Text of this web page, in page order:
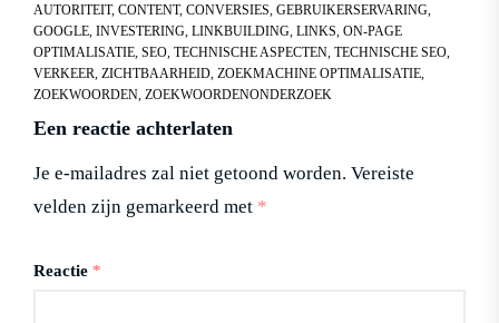
AUTORITEIT, CONTENT, CONVERSIES GEBRUIKERSERVARING
GOOGLE INVESTERING LINKBUILDING LINKS ON-PAGE
OPTIMALISATIE SEO TECHNISCHE ASPECTEN TECHNISCHE SEO
VERKEER ZICHTBAARHEID ZOEKMACHINE OPTIMALISATIE
ZOEKWOORDEN ZOEKWOORDENONDERZOEK
Een reactie achterlaten
Je e-mailadres zal niet getoond worden. Vereiste
velden zijn gemarkeerd met *
Reactie *